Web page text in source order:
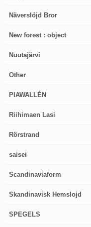
Näverslöjd Bror
New forest : object
Nuutajärvi
Other
PIAWALLÉN
Riihimaen Lasi
Rörstrand
saisei
Scandinaviaform
Skandinavisk Hemslojd
SPEGELS